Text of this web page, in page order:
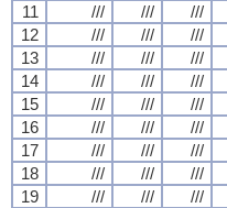
11
/// /// ///
12
/// /// ///
13
/// /// ///
14
/// /// ///
15
/// /// ///
16
/// /// ///
17
/// /// ///
18
/// /// ///
19
/// /// ///